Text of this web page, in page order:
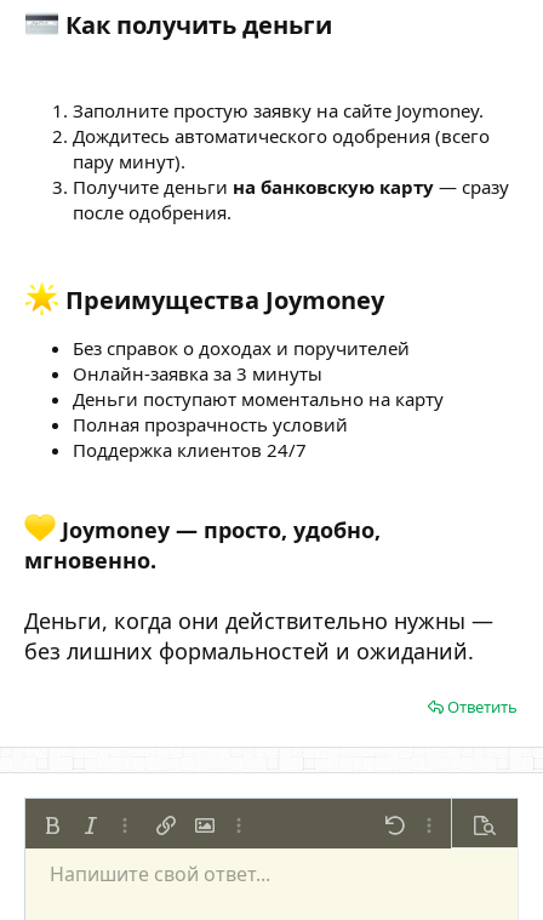
Как получить деньги​
Заполните простую заявку на сайте Joymoney.
Дождитесь автоматического одобрения (всего
пару минут).
Получите деньги на банковскую карту — сразу
после одобрения.
Преимущества Joymoney​
Без справок о доходах и поручителей
Онлайн-заявка за 3 минуты
Деньги поступают моментально на карту
Полная прозрачность условий
Поддержка клиентов 24/7
Joymoney — просто, удобно,
мгновенно.
Деньги, когда они действительно нужны —
без лишних формальностей и ожиданий.
Ответить
ЖирныйКурсивДополнительно...
Вставить ссылку
Вставить изображение
Дополнительно... Отменить
Размер шрифта
9
Цвет текста
Шрифт Arial
СписокВыравнивание
Формат параграфа
СмайлыЦитатаМедиаВставить таблицу
Вставить горизонтальную линию
Спойлер
Повторить
Переключить режим работы редактора
Удалить форматирование
ЧерновикиСохранить черновик
Напишите свой ответ...